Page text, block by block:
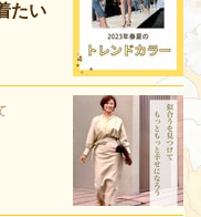
たい